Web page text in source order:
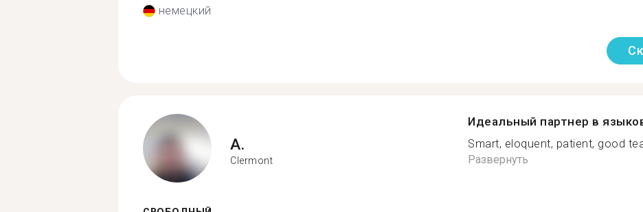
немецкий
A.
Clermont
Идеальный партнер в
Smart, eloquent, patient, good
Развернуть